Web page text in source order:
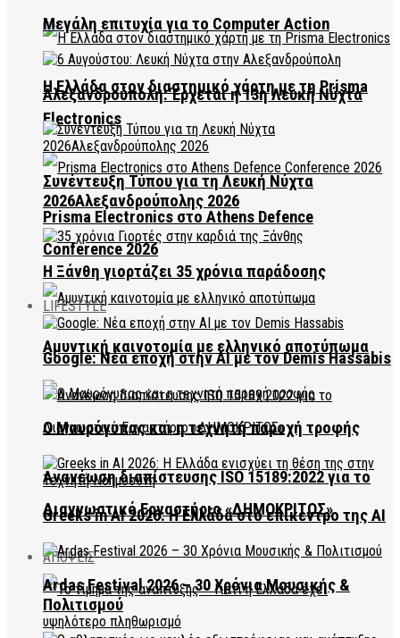
Η Ελλάδα στον διαστημικό χάρτη με τη Prisma
Electronics
Prisma Electronics στο Athens Defence
Conference 2026
Αμυντική καινοτομία με ελληνικό αποτύπωμα
Ανανέωση διαπίστευσης ISO 15189:2022 για το
Διαγνωστικό Εργαστήριο «ΔΗΜΟΚΡΙΤΟΣ»
ΑΠΟΨΕΙΣ
Μεγάλη επιτυχία για το Computer Action
Αλεξανδρούπολη: Έρχεται η 13η Λευκή Νύχτα
Συνέντευξη Τύπου για τη Λευκή Νύχτα
2026Αλεξανδρούπολης 2026
Η Ξάνθη γιορτάζει 35 χρόνια παράδοσης
LIFESTYLE
Google: Νέα εποχή στην AI με τον Demis Hassabis
Ο Μαυρόγυπας και η τεχνητή παροχή τροφής
Greeks in AI 2026: Η Ελλάδα στο επίκεντρο της AI
Ardas Festival 2026 – 30 Χρόνια Μουσικής &
Πολιτισμού